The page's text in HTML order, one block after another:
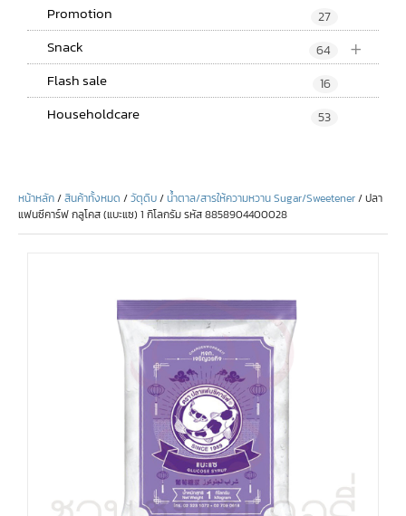
Promotion 27
+
Snack 64
Flash sale 16
Householdcare 53
หน้าหลัก/สินค้าทั้งหมด /วัตุดิบ/น้ำตาล/สารให้ความหวาน Sugar/Sweetener/ ปลา
แฟนซีคาร์ฟ กลูโคส (แบะแซ) 1 กิโลกรัม รหัส 8858904400028